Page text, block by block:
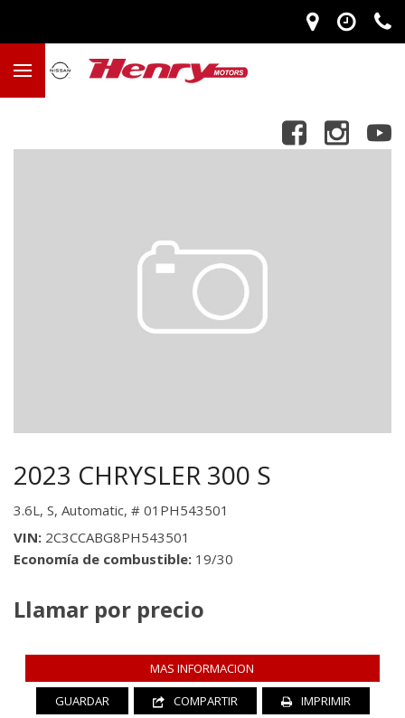
2023 CHRYSLER 300 S
3.6L, S, Automatic, # 01PH543501
VIN 2C3CCABG8PH543501
Economía de combustible 19/30
Llamar por precio
MAS INFORMACION
GUARDAR
COMPARTIR IMPRIMIR